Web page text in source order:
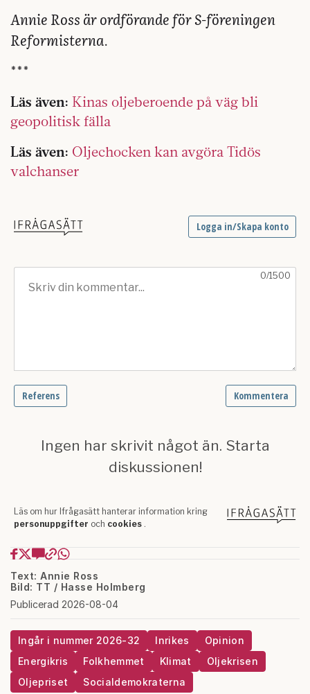
Annie Ross är ordförande för S-föreningen
Reformisterna.
***
Läs även: Kinas oljeberoende på väg bli
geopolitisk fälla
Läs även: Oljechocken kan avgöra Tidös
valchanser
Text: Annie Ross
Bild: TT / Hasse Holmberg
Publicerad 2026-08-04
Ingår i nummer 2026-32 Inrikes
Opinion
Energikris
Folkhemmet Klimat
Oljekrisen
Oljepriset
Socialdemokraterna